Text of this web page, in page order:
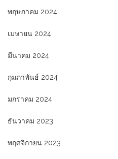
พฤษภาคม 2024
เมษายน 2024
มีนาคม 2024
กุมภาพันธ์ 2024
มกราคม 2024
ธันวาคม 2023
พฤศจิกายน 2023